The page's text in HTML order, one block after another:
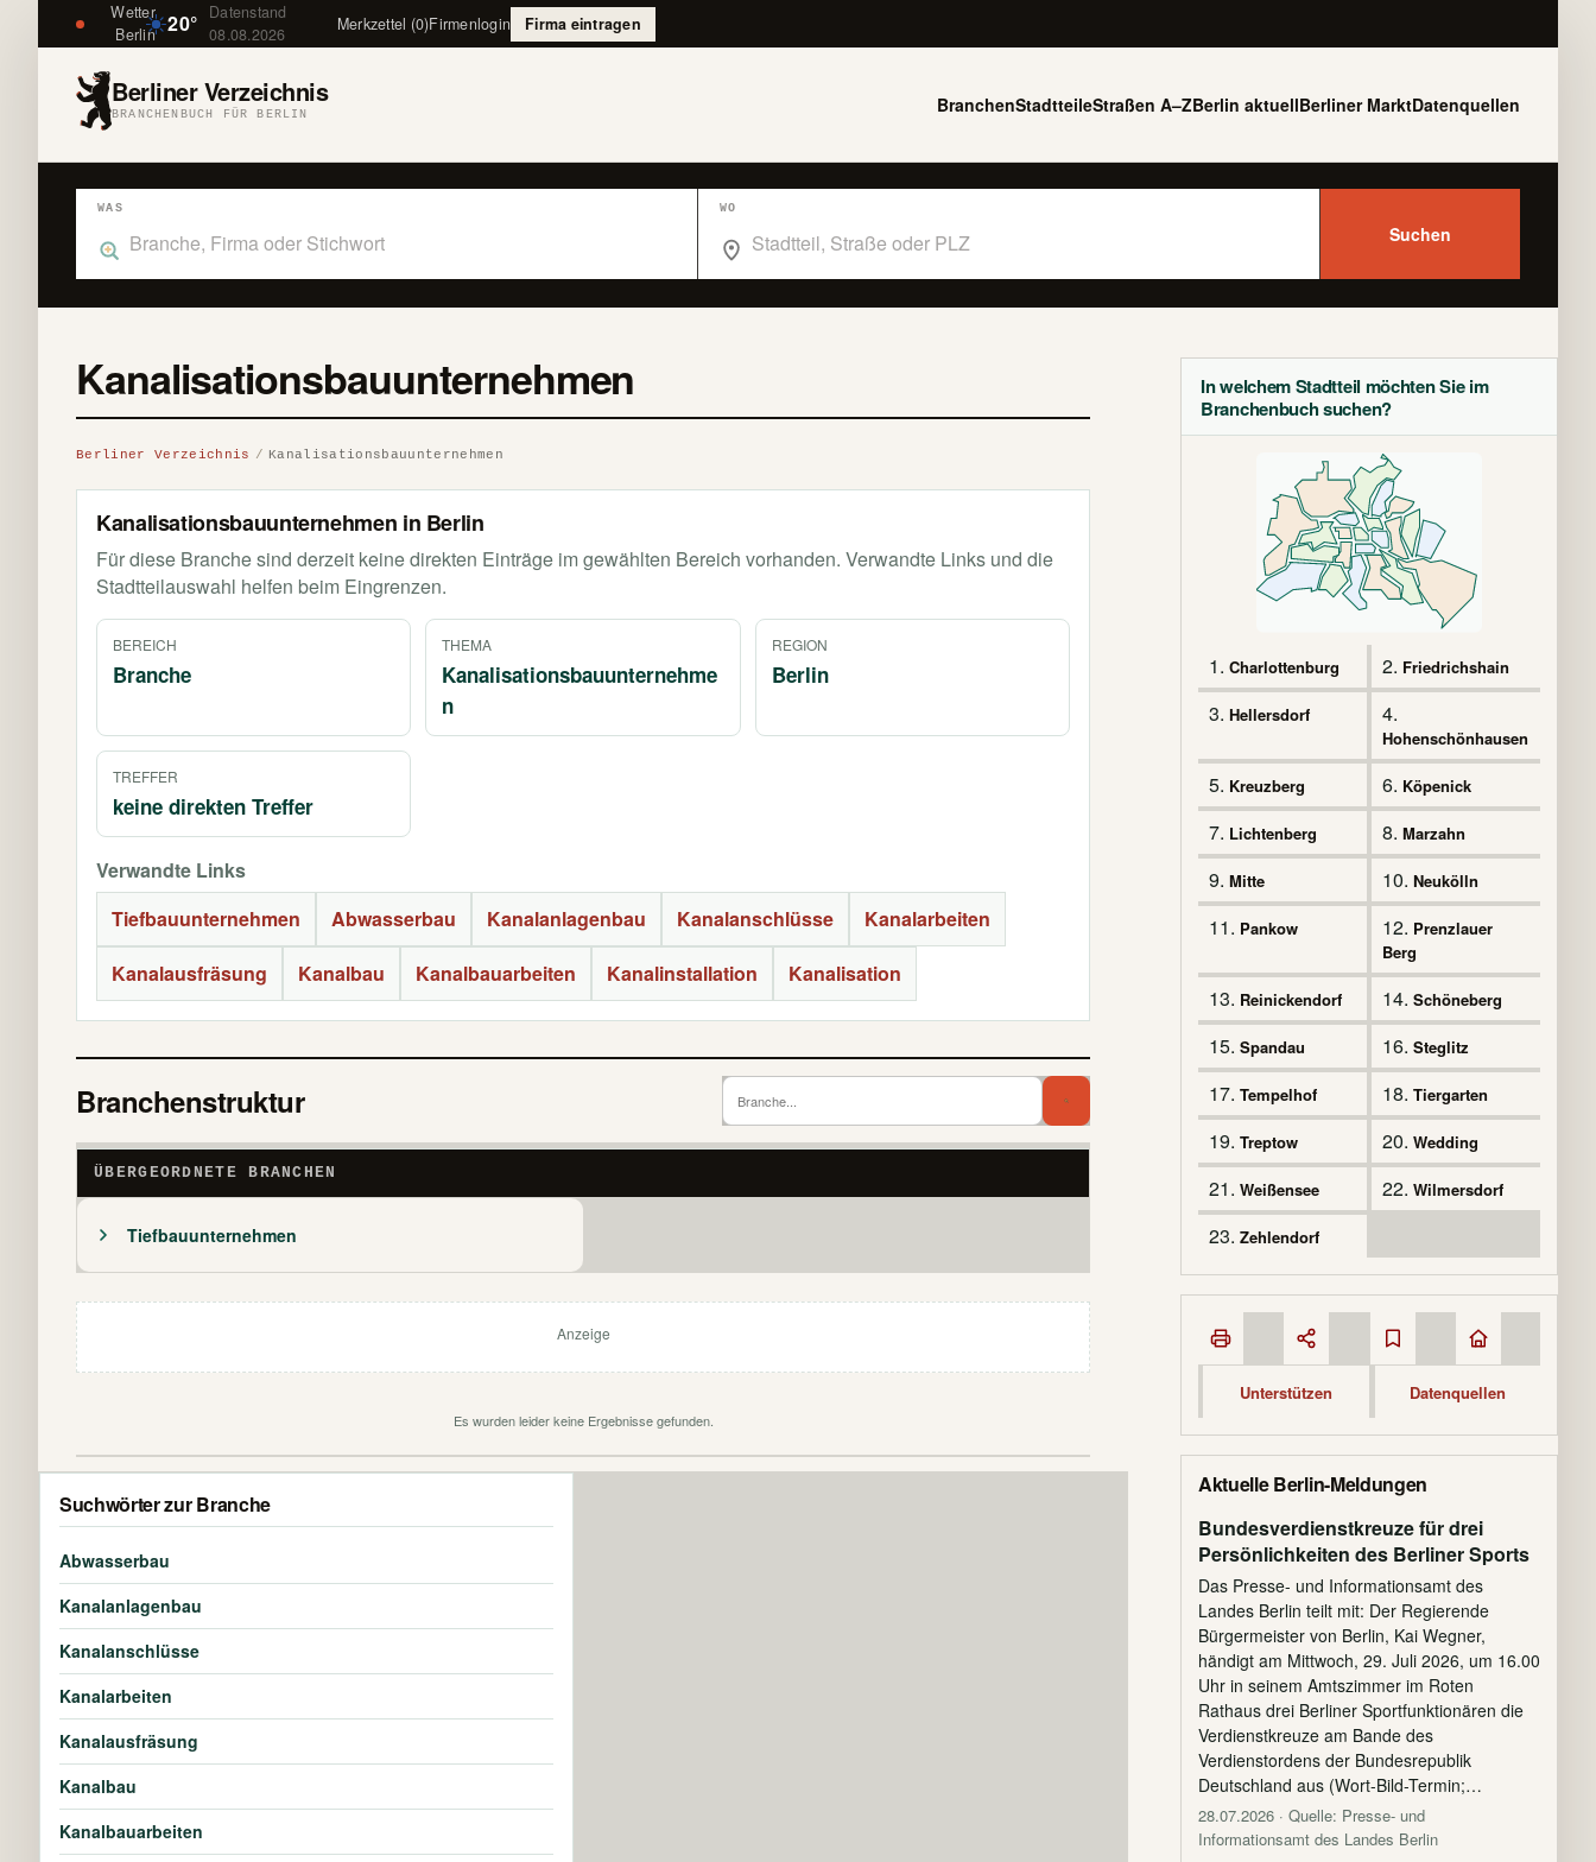
Wetter
Berlin 20°
Datenstand
08.08.2026
Merkzettel (0)Firmenlogin Firma eintragen
Berliner Verzeichnis
BRANCHENBUCH FÜR BERLIN BranchenStadtteileStraßen A–ZBerlin aktuellBerliner MarktDatenquellen
WAS WO
Suchen
In welchem Stadtteil möchten Sie im
Branchenbuch suchen?
1. Charlottenburg 2. Friedrichshain
3. Hellersdorf 4.
Hohenschönhausen
5. Kreuzberg 6. Köpenick
7. Lichtenberg 8. Marzahn
9. Mitte 10. Neukölln
11. Pankow 12. Prenzlauer
Berg
13. Reinickendorf 14. Schöneberg
15. Spandau 16. Steglitz
17. Tempelhof 18. Tiergarten
19. Treptow 20. Wedding
21. Weißensee 22. Wilmersdorf
23. Zehlendorf
Unterstützen Datenquellen
Aktuelle Berlin-Meldungen
Bundesverdienstkreuze für drei
Persönlichkeiten des Berliner Sports
Das Presse- und Informationsamt des
Landes Berlin teilt mit: Der Regierende
Bürgermeister von Berlin, Kai Wegner,
händigt am Mittwoch, 29. Juli 2026, um 16.00
Uhr in seinem Amtszimmer im Roten
Rathaus drei Berliner Sportfunktionären die
Verdienstkreuze am Bande des
Verdienstordens der Bundesrepublik
Deutschland aus (Wort-Bild-Termin;…
28.07.2026 · Quelle: Presse- und
Informationsamt des Landes Berlin
Kanalisationsbauunternehmen
Berliner Verzeichnis Kanalisationsbauunternehmen
Kanalisationsbauunternehmen in Berlin
Für diese Branche sind derzeit keine direkten Einträge im gewählten Bereich vorhanden. Verwandte Links und die
Stadtteilauswahl helfen beim Eingrenzen.
BEREICH
Branche
THEMA
Kanalisationsbauunternehme
n
REGION
Berlin
TREFFER
keine direkten Treffer
Verwandte Links
Tiefbauunternehmen
Abwasserbau Kanalanlagenbau Kanalanschlüsse
Kanalarbeiten
Kanalausfräsung
Kanalbau Kanalbauarbeiten Kanalinstallation Kanalisation
Branchenstruktur Branche suchen
ÜBERGEORDNETE BRANCHEN
Tiefbauunternehmen
Anzeige
Es wurden leider keine Ergebnisse gefunden.
Suchwörter zur Branche
Abwasserbau
Kanalanlagenbau
Kanalanschlüsse
Kanalarbeiten
Kanalausfräsung
Kanalbau
Kanalbauarbeiten